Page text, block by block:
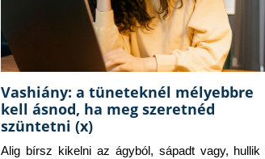
Vashiány: a tüneteknél mélyebbre
kell ásnod, ha meg szeretnéd
szüntetni (x)
Alig bírsz kikelni az ágyból, sápadt vagy, hullik